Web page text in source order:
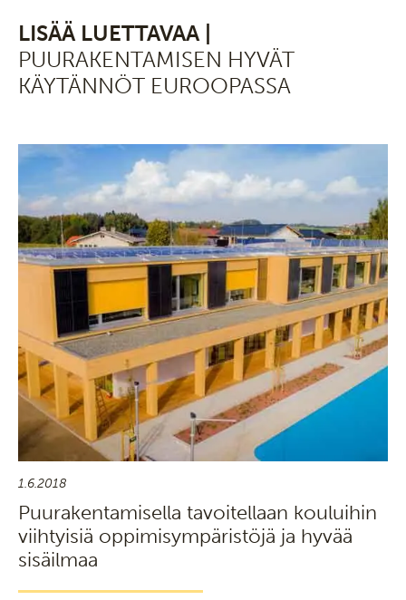
LISÄÄ LUETTAVAA |
PUURAKENTAMISEN HYVÄT
KÄYTÄNNÖT EUROOPASSA
1.6.2018
Puurakentamisella tavoitellaan kouluihin
viihtyisiä oppimisympäristöjä ja hyvää
sisäilmaa